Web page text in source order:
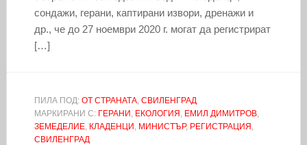
сондажи, герани, каптирани извори, дренажи и
др., че до 27 ноември 2020 г. могат да регистрират
[…]
ПИЛА ПОД: ОТ СТРАНАТА, СВИЛЕНГРАД
МАРКИРАНИ С: ГЕРАНИ , ЕКОЛОГИЯ , ЕМИЛ ДИМИТРОВ,
ЗЕМЕДЕЛИЕ, КЛАДЕНЦИ , МИНИСТЪР, РЕГИСТРАЦИЯ ,
СВИЛЕНГРАД